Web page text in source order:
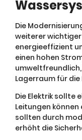
Die
weiterer
energieeffizient
einen hohen
Lagerraum für die
Die Elektrik sollte
Leitungen
sollten durch
erhöht die